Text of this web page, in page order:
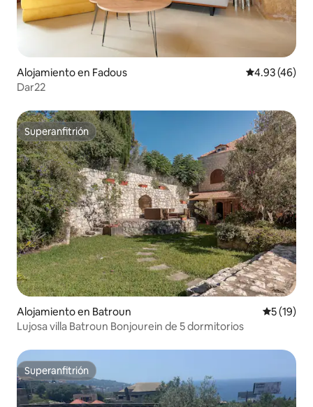
Alojamiento en Fadous Calificación
4.93 (46)
Dar22
Superanfitrión
Superanfitrión
Alojamiento en Batroun
5 (19)
Lujosa villa Batroun Bonjourein de 5 dormitorios
Superanfitrión
Superanfitrión